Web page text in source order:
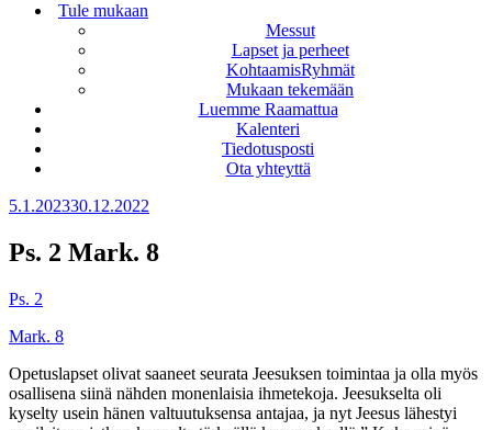
Tule mukaan
Messut
Lapset ja perheet
KohtaamisRyhmät
Mukaan tekemään
Luemme Raamattua
Kalenteri
Tiedotusposti
Ota yhteyttä
Julkaistu
5.1.202330.12.2022
Ps. 2 Mark. 8
Ps. 2
Mark. 8
Opetuslapset olivat saaneet seurata Jeesuksen toimintaa ja olla myös
osallisena siinä nähden monenlaisia ihmetekoja. Jeesukselta oli
kyselty usein hänen valtuutuksensa antajaa, ja nyt Jeesus lähestyi